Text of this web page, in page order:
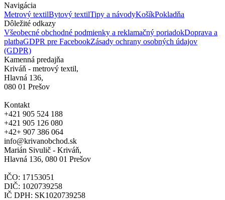
Navigácia
Metrový textilBytový textilTipy a návodyKošíkPokladňa
Dôležité odkazy
Všeobecné obchodné podmienky a reklamačný poriadokDoprava a
platbaGDPR pre FacebookZásady ochrany osobných údajov
(GDPR)
Kamenná predajňa
Kriváň - metrový textil,
Hlavná 136,
080 01 Prešov
Kontakt
+421 905 524 188
+421 905 126 080
+42+ 907 386 064
info@krivanobchod.sk
Marián Sivulič - Kriváň,
Hlavná 136, 080 01 Prešov
IČO: 17153051
DIČ: 1020739258
IČ DPH: SK1020739258